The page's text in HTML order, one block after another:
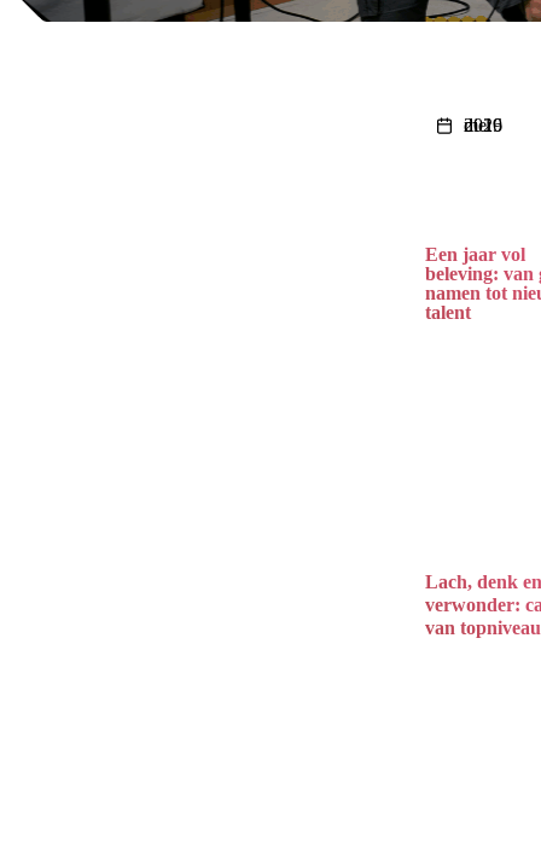
di 19 mei 2026
Een jaar vol
beleving: van
namen tot
talent
Lach, denk en
verwonder:
van topniveau